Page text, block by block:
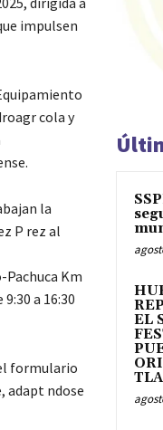
impulsen
cola y
la
P rez al
Pachuca Km
a 16:30
formulario
adapt ndose
EL